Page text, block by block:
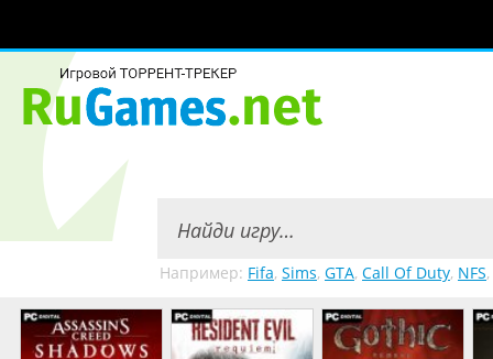
Например: Fifa, Sims, GTA, Call Of Duty, NFS,